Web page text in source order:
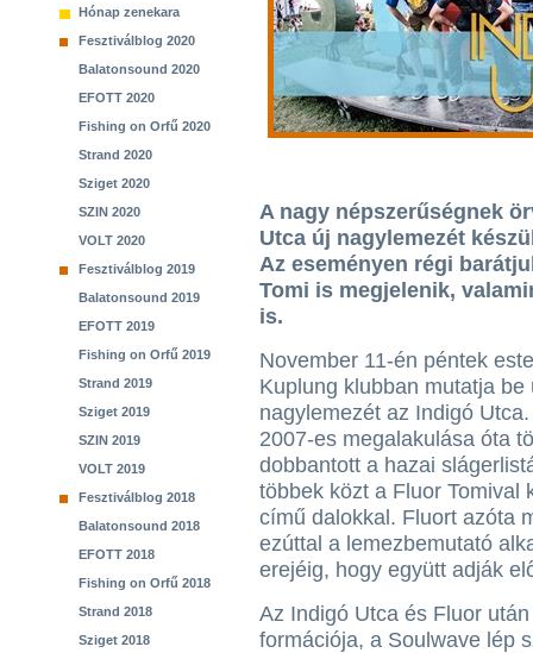
Hónap zenekara
Fesztiválblog 2020
Balatonsound 2020
EFOTT 2020
Fishing on Orfű 2020
Strand 2020
Sziget 2020
SZIN 2020
VOLT 2020
Fesztiválblog 2019
Balatonsound 2019
EFOTT 2019
Fishing on Orfű 2019
Strand 2019
Sziget 2019
SZIN 2019
VOLT 2019
Fesztiválblog 2018
Balatonsound 2018
EFOTT 2018
Fishing on Orfű 2018
Strand 2018
Sziget 2018
A nagy népszerűségnek
Utca új nagylemezét
Az eseményen régi
Tomi is megjelenik,
is.
November 11-én péntek
Kuplung klubban mutatja be
nagylemezét az Indigó
2007-es megalakulása óta
dobbantott a hazai
többek közt a Fluor Tomival
című dalokkal. Fluort azóta
ezúttal a lemezbemutató
erejéig, hogy együtt adják
Az Indigó Utca és Fluor
formációja, a Soulwave lép